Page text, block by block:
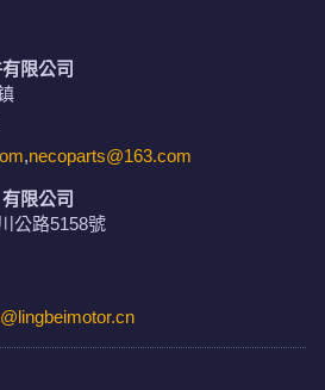
限公司
,necoparts@163.com
限公司
公路5158號